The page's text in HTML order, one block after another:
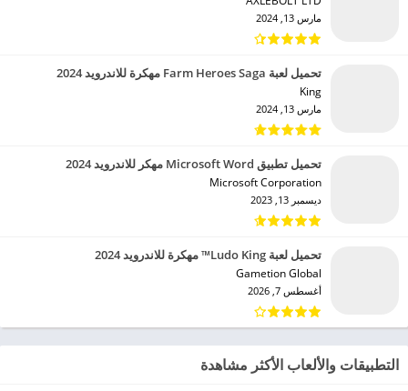
مارس 13, 2024
تحميل لعبة Farm Heroes Saga مهكرة للاندرويد 2024
King‏
مارس 13, 2024
تحميل تطبيق Microsoft Word مهكر للاندرويد 2024
Microsoft Corporation‏
ديسمبر 13, 2023
تحميل لعبة Ludo King™ مهكرة للاندرويد 2024
Gametion Global‏
أغسطس 7, 2026
التطبيقات والألعاب الأكثر مشاهدة